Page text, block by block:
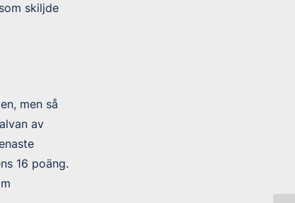
skiljde
men så
av
16 poäng.